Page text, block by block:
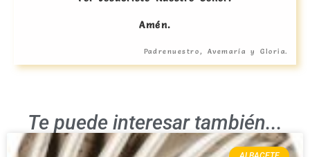
Amén.
Padrenuestro, Avemaría y Gloria.
Te puede interesar también...